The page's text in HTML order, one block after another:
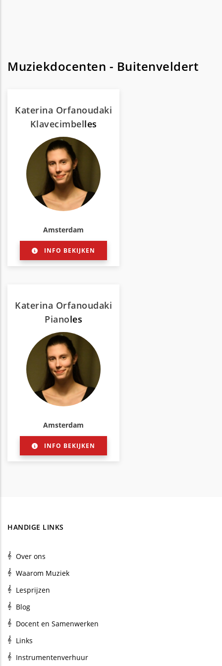
Muziekdocenten - Buitenveldert
Katerina Orfanoudaki
Klavecimbelles
Amsterdam
INFO BEKIJKEN
Katerina Orfanoudaki
Pianoles
Amsterdam
INFO BEKIJKEN
HANDIGE LINKS
Over ons
Waarom Muziek
Lesprijzen
Blog
Docent en Samenwerken
Links
Instrumentenverhuur